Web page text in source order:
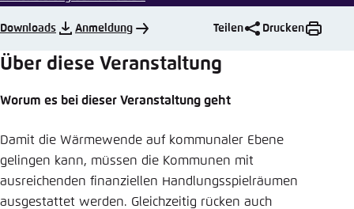
Downloads Anmeldung Teilen Drucken
Über diese Veranstaltung
Worum es bei dieser Veranstaltung geht
Damit die Wärmewende auf kommunaler Ebene
gelingen kann, müssen die Kommunen mit
ausreichenden finanziellen Handlungsspielräumen
ausgestattet werden. Gleichzeitig rücken auch
Noch kein Benutzerkonto?
AbbrechenAutomatisch
Einstellung für diese Webseite im Browser
Übernehmen